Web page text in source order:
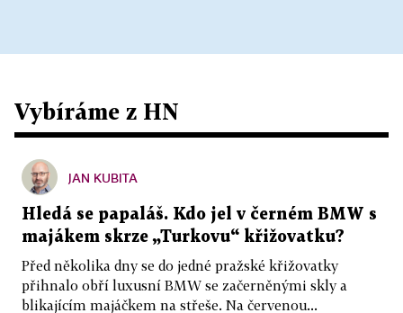
Vybíráme z HN
JAN KUBITA
Hledá se papaláš. Kdo jel v černém BMW s
majákem skrze „Turkovu“ křižovatku?
Před několika dny se do jedné pražské křižovatky
přihnalo obří luxusní BMW se začerněnými skly a
blikajícím majáčkem na střeše. Na červenou...